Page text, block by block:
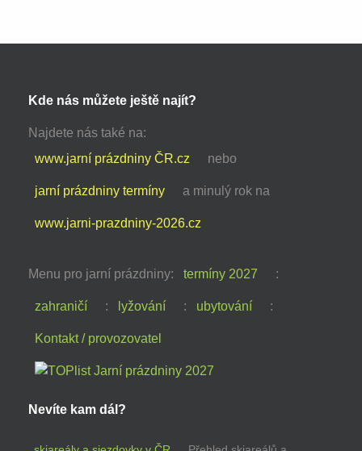
Kde nás můžete ještě najít?
Najdete nás také na:
www.jarní prázdniny ČR.cz
nebo
jarní prázdniny termíny a minulý rok na
www.jarni-prazdniny-2026.cz
Menu pro jarní prázdniny: termíny 2027 :
zahraničí : lyžování : ubytování :
Kontakt / provozovatel
Nevíte kam dál?